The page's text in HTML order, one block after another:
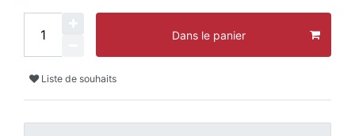
Dans le panier
Liste de souhaits